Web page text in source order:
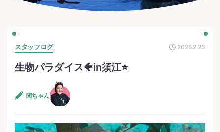
スタッフログ 2025.2.26
生物パラダイス🐠in須江⭐️
関ちゃん